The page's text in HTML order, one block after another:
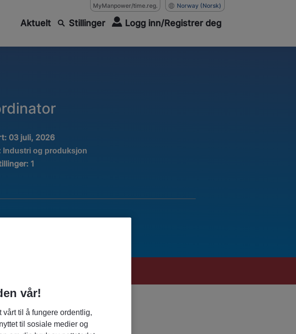
MyManpower/time.reg. Norway (Norsk)
Aktuelt Stillinger Logg inn/Registrer deg
03 juli, 2026
Industri og produksjon
: 1
en
vår!
til å fungere ordentlig,
til sosiale medier og